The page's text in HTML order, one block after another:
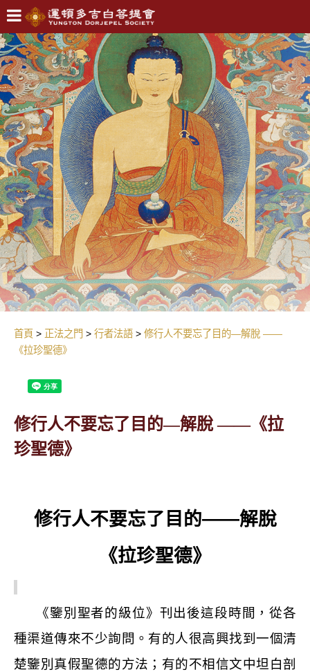
首頁 正法之門 行者法語
修行人不要忘了目的—解脫 ——
《拉珍聖德》
修行人不要忘了目的—解脫 ——《拉
珍聖德》
修行人不要忘了目的——解脫
《拉珍聖德》
《鑒別聖者的級位》刊出後這段時間，從各
種渠道傳來不少詢問。有的人很高興找到一個清
楚鑒別真假聖德的方法；有的不相信文中坦白剖